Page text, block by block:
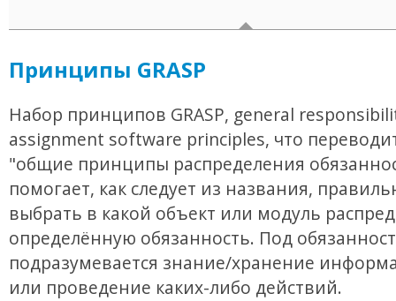
Принципы GRASP
Набор принципов GRASP, general
assignment software principles, что
"общие принципы распределения
помогает, как следует из названия,
выбрать в какой объект или модуль
определённую обязанность. Под
подразумевается знание/хранение
или проведение каких-либо действий.